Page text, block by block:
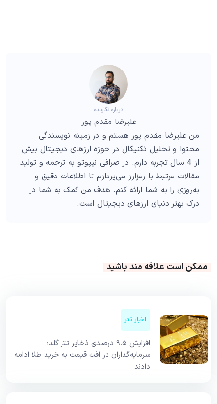
درباره نگارنده
علیرضا مقدم پور
من علیرضا مقدم پور هستم و در زمینه نویسندگی
محتوا و تحلیل تکنیکال در حوزه ارزهای دیجیتال بیش
از 4 سال تجربه دارم. در صرافی نیپوتو به ترجمه و تولید
مقالات مرتبط با رمزارز می‌پردازم تا اطلاعات دقیق و
به‌روزی را به شما ارائه کنم. هدف من کمک به شما در
درک بهتر دنیای ارزهای دیجیتال است.
ممکن است علاقه مند باشید
اخبار تتر
افزایش ۹.۵ درصدی ذخایر تتر گلد؛
سرمایه‌گذاران در افت قیمت به خرید طلا ادامه
دادند